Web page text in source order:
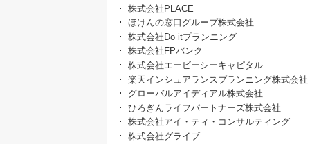
株式会社PLACE
ほけんの窓口グループ株式会社
株式会社Do itプランニング
株式会社FPバンク
株式会社エービーシーキャピタル
楽天インシュアランスプランニング株式会社
グローバルアイディアル株式会社
ひろぎんライフパートナーズ株式会社
株式会社アイ・ティ・コンサルティング
株式会社グライブ